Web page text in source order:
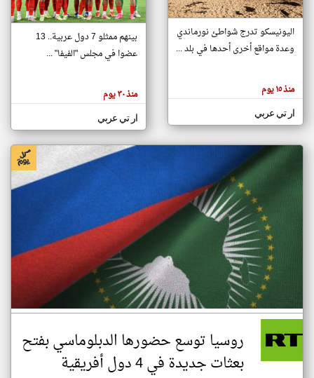
تغيير الدولة
اخبار جزر القمر على مدار الساعة
أهم اخبار جزر القمر العاجلة والمباشرة
هنا عن
وجهة
كاتبيها.
اليونيسكو تدرج شواطئ نورماندي
وعدة مواقع أخرى أحدها في بلد ...
منذ ١٥ يوم
ار تي عربي
بينهم ممثلو 7 دول عربية.. 13
عضوا في مجلس "الفيفا" ...
منذ ٣٠ يوم
ار تي عربي
روسيا توسع حضورها الدبلوماسي بفتح
بعثات جديدة في 4 دول أفريقية
klyoum.com